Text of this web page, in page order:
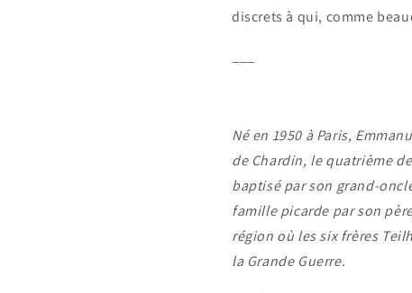
discrets à qui, comme
Né en 1950 à Paris,
de Chardin, le quatrième
baptisé par son grand-
famille picarde par son
région où les six frères
la Grande Guerre.